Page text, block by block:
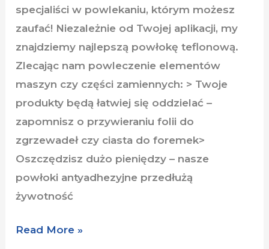
specjaliści w powlekaniu, którym możesz
zaufać! Niezależnie od Twojej aplikacji, my
znajdziemy najlepszą powłokę teflonową.
Zlecając nam powleczenie elementów
maszyn czy części zamiennych: > Twoje
produkty będą łatwiej się oddzielać –
zapomnisz o przywieraniu folii do
zgrzewadeł czy ciasta do foremek>
Oszczędzisz dużo pieniędzy – nasze
powłoki antyadhezyjne przedłużą
żywotność
Read More »